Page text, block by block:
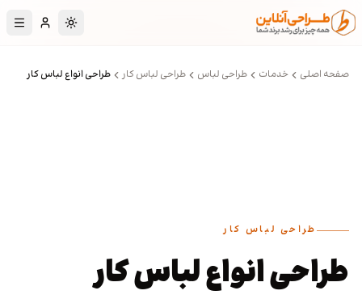
پرش به محتوای اصلی
تغییر به حالت
صفحه اصلی خدمات طراحی لباس طراحی لباس کار طراحی انواع لباس کار
طراحی لباس کار
طراحی انواع لباس کار